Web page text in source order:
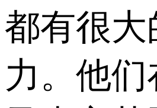
都有很大
力。他们